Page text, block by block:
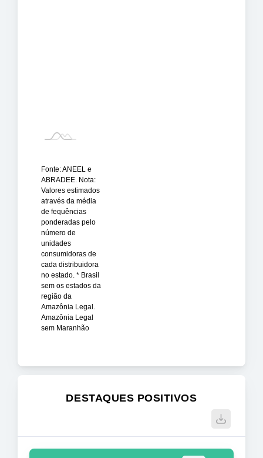
Fonte: ANEEL e
ABRADEE. Nota:
Valores estimados
através da média
de fequências
ponderadas pelo
número de
unidades
consumidoras de
cada distribuidora
no estado. * Brasil
sem os estados da
região da
Amazônia Legal.
Amazônia Legal
sem Maranhão
DESTAQUES POSITIVOS